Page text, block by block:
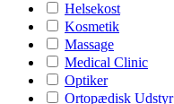
Helsekost
Kosmetik
Massage
Medical Clinic
Optiker
Ortopædisk Udstyr